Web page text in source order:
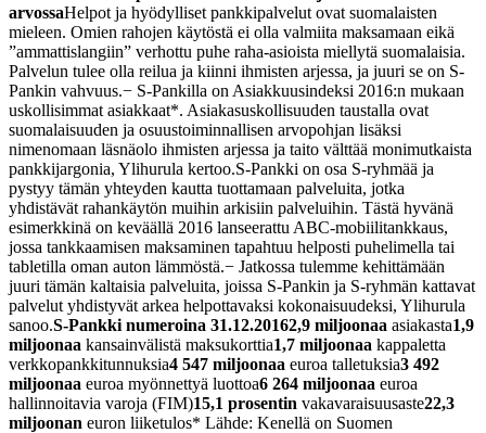
arvossaHelpot ja hyödylliset pankkipalvelut ovat suomalaisten
mieleen. Omien rahojen käytöstä ei olla valmiita maksamaan eikä
”ammattislangiin” verhottu puhe raha-asioista miellytä suomalaisia.
Palvelun tulee olla reilua ja kiinni ihmisten arjessa, ja juuri se on S-
Pankin vahvuus.− S-Pankilla on Asiakkuusindeksi 2016:n mukaan
uskollisimmat asiakkaat*. Asiakasuskollisuuden taustalla ovat
suomalaisuuden ja osuustoiminnallisen arvopohjan lisäksi
nimenomaan läsnäolo ihmisten arjessa ja taito välttää monimutkaista
pankkijargonia, Ylihurula kertoo.S-Pankki on osa S-ryhmää ja
pystyy tämän yhteyden kautta tuottamaan palveluita, jotka
yhdistävät rahankäytön muihin arkisiin palveluihin. Tästä hyvänä
esimerkkinä on keväällä 2016 lanseerattu ABC-mobiilitankkaus,
jossa tankkaamisen maksaminen tapahtuu helposti puhelimella tai
tabletilla oman auton lämmöstä.− Jatkossa tulemme kehittämään
juuri tämän kaltaisia palveluita, joissa S-Pankin ja S-ryhmän kattavat
palvelut yhdistyvät arkea helpottavaksi kokonaisuudeksi, Ylihurula
sanoo.S-Pankki numeroina 31.12.20162,9 miljoonaa asiakasta1,9
miljoonaa kansainvälistä maksukorttia1,7 miljoonaa kappaletta
verkkopankkitunnuksia4 547 miljoonaa euroa talletuksia3 492
miljoonaa euroa myönnettyä luottoa6 264 miljoonaa euroa
hallinnoitavia varoja (FIM)15,1 prosentin vakavaraisuusaste22,3
miljoonan euron liiketulos* Lähde: Kenellä on Suomen